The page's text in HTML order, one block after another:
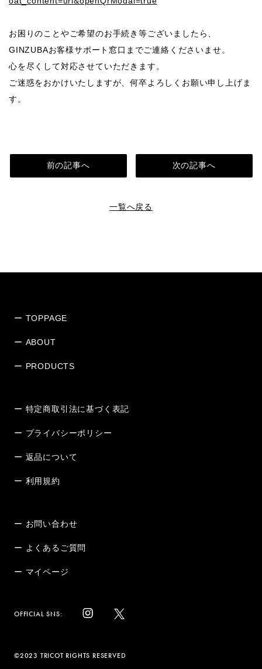
お困りのことやご希望のお手続き等ございましたら、
GINZUBAお客様サポート窓口までご連絡くださいませ。
心を尽くして対応させていただきます。
ご迷惑をおかけいたしますが、何卒よろしくお願い申し上げま
す。
前の記事へ
一覧へ戻る
次の記事へ
ー TOPPAGE
ー ABOUT
ー PRODUCTS
ー 特定商取引法に基づく表記
ー プライバシーポリシー
ー 返品について
ー 利用規約
ー お問い合わせ
ー よくあるご質問
ー マイページ
OFFICIAL SNS:
©2023 TRICOT RIGHTS RESERVED